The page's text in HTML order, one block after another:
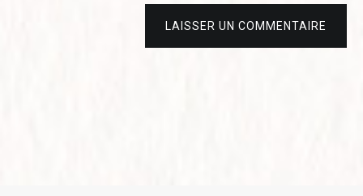
LAISSER UN COMMENTAIRE